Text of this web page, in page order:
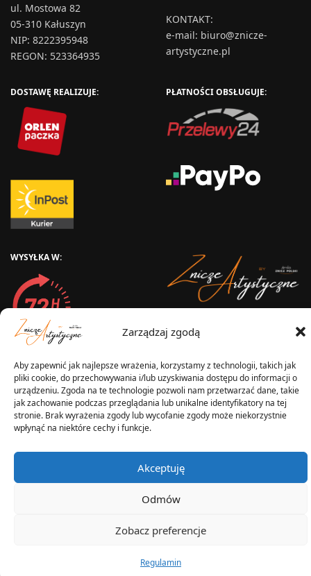
Zarządzaj zgodą
Aby zapewnić jak najlepsze wrażenia, korzystamy z technologii, takich jak
pliki cookie, do przechowywania i/lub uzyskiwania dostępu do informacji o
urządzeniu. Zgoda na te technologie pozwoli nam przetwarzać dane, takie
jak zachowanie podczas przeglądania lub unikalne identyfikatory na tej
stronie. Brak wyrażenia zgody lub wycofanie zgody może niekorzystnie
wpłynąć na niektóre cechy i funkcje.
Akceptuję
Odmów
Zobacz preferencje
Regulamin
ul. Mostowa 82
05-310 Kałuszyn
NIP: 8222395948
REGON: 523364935
KONTAKT:
e-mail: biuro@znicze-
artystyczne.pl
DOSTAWĘ REALIZUJE: PŁATNOŚCI OBSŁUGUJE:
WYSYŁKA W:
2025 © Znicz Polski -
Wytwórnia Zniczy